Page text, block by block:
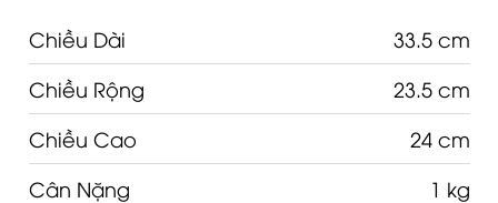
Chiều Dài
33.5 cm
Chiều Rộng
23.5 cm
Chiều Cao
24 cm
Cân Nặng
1 kg